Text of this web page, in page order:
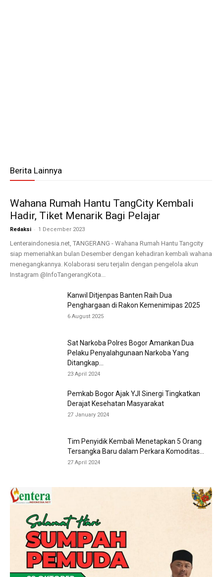
Berita Lainnya
Wahana Rumah Hantu TangCity Kembali
Hadir, Tiket Menarik Bagi Pelajar
Redaksi - 1 December 2023
Lenteraindonesia.net, TANGERANG - Wahana Rumah Hantu Tangcity
siap memeriahkan bulan Desember dengan kehadiran kembali wahana
menegangkannya. Kolaborasi seru terjalin dengan pengelola akun
Instagram @InfoTangerangKota...
Kanwil Ditjenpas Banten Raih Dua
Penghargaan di Rakon Kemenimipas 2025
6 August 2025
Sat Narkoba Polres Bogor Amankan Dua
Pelaku Penyalahgunaan Narkoba Yang
Ditangkap...
23 April 2024
Pemkab Bogor Ajak YJI Sinergi Tingkatkan
Derajat Kesehatan Masyarakat
27 January 2024
Tim Penyidik Kembali Menetapkan 5 Orang
Tersangka Baru dalam Perkara Komoditas...
27 April 2024